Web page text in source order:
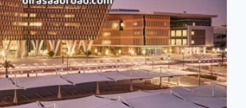
البكالوريوس
والماجستير،
شروط
القبول،
وكيفية
التقديم